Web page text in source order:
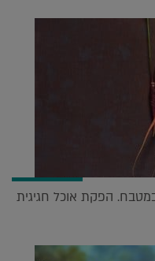
של אפור במטבח. הפקת אוכל חגיגית